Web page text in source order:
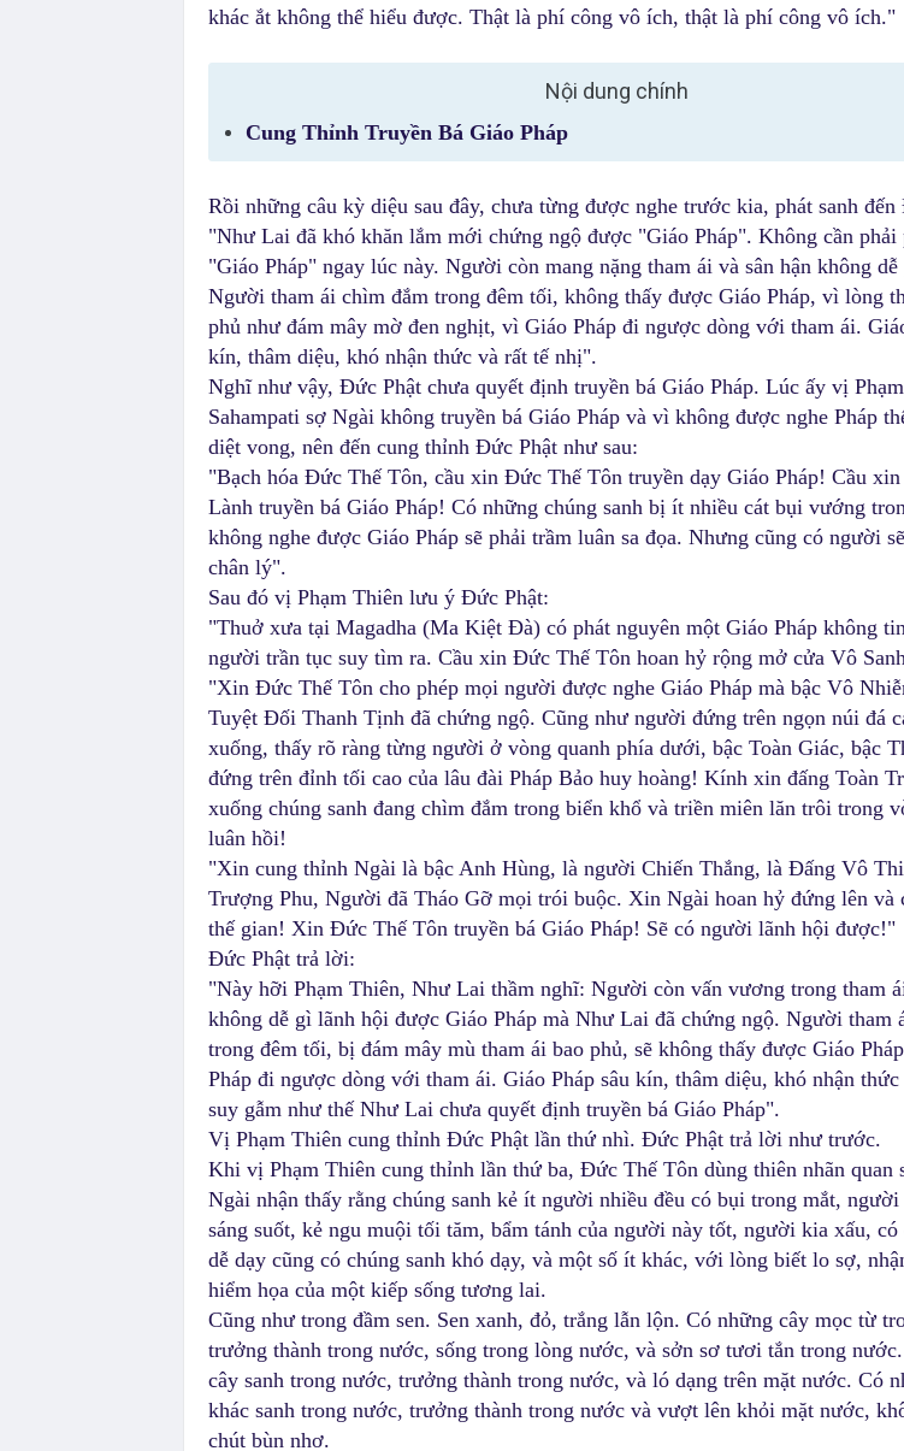
khác ắt không thể hiểu được. Thật là phí công vô ích, thật là phí công vô ích."
Nội dung chính
Cung Thỉnh Truyền Bá Giáo Pháp
Rồi những câu kỳ diệu sau đây, chưa từng được nghe trước kia, phát sanh
"Như Lai đã khó khăn lắm mới chứng ngộ được "Giáo Pháp". Không cần phải
"Giáo Pháp" ngay lúc này. Người còn mang nặng tham ái và sân hận không
Người tham ái chìm đắm trong đêm tối, không thấy được Giáo Pháp, vì lòng
phủ như đám mây mờ đen nghịt, vì Giáo Pháp đi ngược dòng với tham ái.
kín, thâm diệu, khó nhận thức và rất tế nhị".
Nghĩ như vậy, Đức Phật chưa quyết định truyền bá Giáo Pháp. Lúc ấy vị
Sahampati sợ Ngài không truyền bá Giáo Pháp và vì không được nghe Pháp
diệt vong, nên đến cung thỉnh Đức Phật như sau:
"Bạch hóa Đức Thế Tôn, cầu xin Đức Thế Tôn truyền dạy Giáo Pháp! Cầu
Lành truyền bá Giáo Pháp! Có những chúng sanh bị ít nhiều cát bụi vướng
không nghe được Giáo Pháp sẽ phải trầm luân sa đọa. Nhưng cũng có người
chân lý".
Sau đó vị Phạm Thiên lưu ý Đức Phật:
"Thuở xưa tại Magadha (Ma Kiệt Đà) có phát nguyên một Giáo Pháp không
người trần tục suy tìm ra. Cầu xin Đức Thế Tôn hoan hỷ rộng mở cửa Vô
"Xin Đức Thế Tôn cho phép mọi người được nghe Giáo Pháp mà bậc Vô
Tuyệt Đối Thanh Tịnh đã chứng ngộ. Cũng như người đứng trên ngọn núi đá
xuống, thấy rõ ràng từng người ở vòng quanh phía dưới, bậc Toàn Giác, bậc
đứng trên đỉnh tối cao của lâu đài Pháp Bảo huy hoàng! Kính xin đấng Toàn
xuống chúng sanh đang chìm đắm trong biển khổ và triền miên lăn trôi trong
luân hồi!
"Xin cung thỉnh Ngài là bậc Anh Hùng, là người Chiến Thắng, là Đấng Vô
Trượng Phu, Người đã Tháo Gỡ mọi trói buộc. Xin Ngài hoan hỷ đứng lên và
thế gian! Xin Đức Thế Tôn truyền bá Giáo Pháp! Sẽ có người lãnh hội được!"
Đức Phật trả lời:
"Này hỡi Phạm Thiên, Như Lai thầm nghĩ: Người còn vấn vương trong tham
không dễ gì lãnh hội được Giáo Pháp mà Như Lai đã chứng ngộ. Người tham
trong đêm tối, bị đám mây mù tham ái bao phủ, sẽ không thấy được Giáo
Pháp đi ngược dòng với tham ái. Giáo Pháp sâu kín, thâm diệu, khó nhận
suy gẫm như thế Như Lai chưa quyết định truyền bá Giáo Pháp".
Vị Phạm Thiên cung thỉnh Đức Phật lần thứ nhì. Đức Phật trả lời như trước.
Khi vị Phạm Thiên cung thỉnh lần thứ ba, Đức Thế Tôn dùng thiên nhãn quan
Ngài nhận thấy rằng chúng sanh kẻ ít người nhiều đều có bụi trong mắt,
sáng suốt, kẻ ngu muội tối tăm, bẩm tánh của người này tốt, người kia xấu, có
dễ dạy cũng có chúng sanh khó dạy, và một số ít khác, với lòng biết lo sợ,
hiểm họa của một kiếp sống tương lai.
Cũng như trong đầm sen. Sen xanh, đỏ, trắng lẫn lộn. Có những cây mọc từ
trưởng thành trong nước, sống trong lòng nước, và sởn sơ tươi tắn trong
cây sanh trong nước, trưởng thành trong nước, và ló dạng trên mặt nước. Có
khác sanh trong nước, trưởng thành trong nước và vượt lên khỏi mặt nước,
chút bùn nhơ.